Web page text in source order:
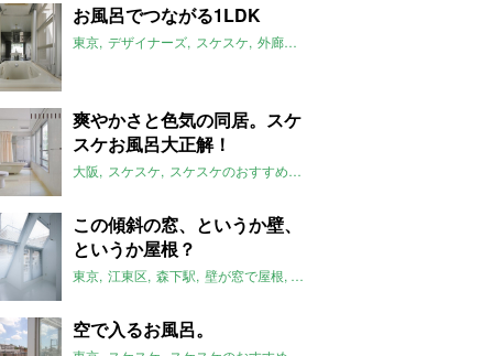
お風呂でつながる1LDK
東京 デザイナーズ スケスケ 外廊下
爽やかさと色気の同居。スケ
スケお風呂大正解！
大阪 スケスケ スケスケのおすすめ ひろびろお風呂
この傾斜の窓、というか壁、
というか屋根？
東京 江東区 森下駅 壁が窓で屋根 シンプル
空で入るお風呂。